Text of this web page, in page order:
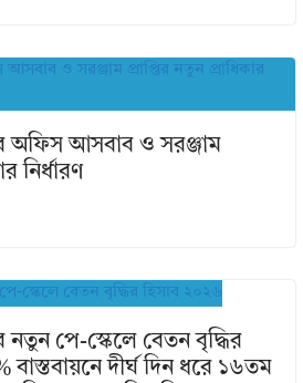
অফিস আসবাব ও সরঞ্জাম
নির্ধারণ
নতুন পে-স্কেলে বেতন বৃদ্ধির
দীর্ঘ দিন ধরে ১৬তম